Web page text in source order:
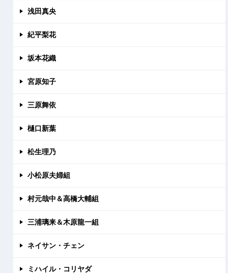
浅田真央
紀平梨花
坂本花織
宮原知子
三原舞依
樋口新葉
松生理乃
小松原夫婦組
村元哉中＆高橋大輔組
三浦璃来＆木原龍一組
ネイサン・チェン
ミハイル・コリヤダ